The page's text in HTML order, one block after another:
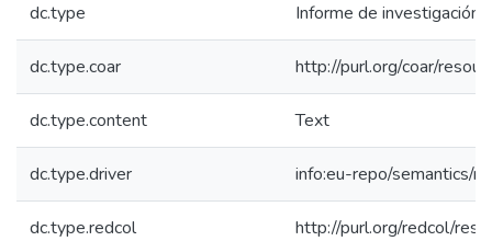
dc.type Informe de investigación
dc.type.coar http://purl.org/coar/
dc.type.content Text
dc.type.driver info:eu-repo/semantics/
dc.type.redcol http://purl.org/redcol/